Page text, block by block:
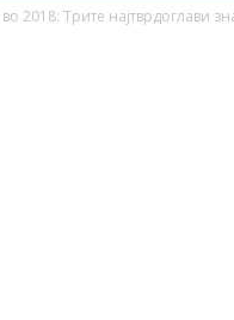
2018: Трите најтврдоглави